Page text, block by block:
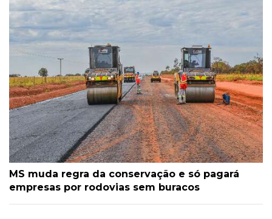
MS muda regra da conservação e só pagará
empresas por rodovias sem buracos